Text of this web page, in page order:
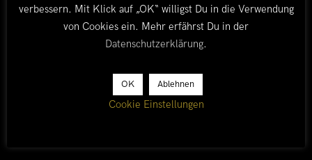
Fahrräder (vor allem intakte Bremsen werden in
Afrika nicht gross geschrieben!) und radeln vorbei
an Zebras, Büffeln oder Giraffen, die einem
Niederlage beim Zielsprint gegen Adrians Waden
verarbeiten und der ein oder andere Teilnehmer der
Reisegruppe hadert am nächsten Tag mit
verbessern. Mit Klick auf „OK“ willigst Du in die Verwendung
von Cookies ein. Mehr erfährst Du in der
Datenschutzerklärung.
OK Ablehnen
Cookie Einstellungen